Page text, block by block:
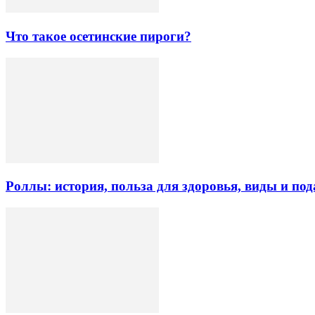
Что такое осетинские пироги?
Роллы: история, польза для здоровья, виды и